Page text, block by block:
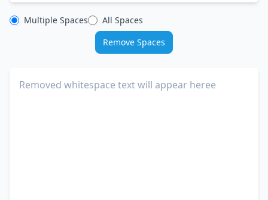
Multiple Spaces
All Spaces
Remove Spaces